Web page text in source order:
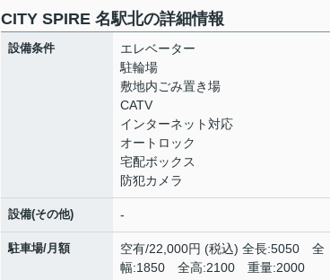
CITY SPIRE 名駅北の詳細情報
設備条件
エレベーター
駐輪場
敷地内ごみ置き場
CATV
インターネット対応
オートロック
宅配ボックス
防犯カメラ
設備(その他) -
駐車場/月額
空有/22,000円 (税込) 全長:5050 全
幅:1850 全高:2100 重量:2000